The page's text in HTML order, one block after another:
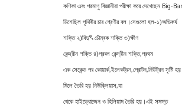
কণিকা এবং পরমাণু বিজ্ঞানীরা পরীক্ষা করে দেখেছেন Big-
মিশেছিল পৃথিবীর চার শ্রেণীর বল ।সেগুলো হল-১)অভিকর্ষ
শক্তি ২)বিদুৎচৌম্বক শক্তি ৩)ক্ষীণ
কেন্দ্রীন শক্তি ৪)প্রবল কেন্দ্রীন শক্তি,প্রথম
এক সেকেন্ড পর কোয়ার্ক,ইলেকট্রন,প্রোটন,নিউট্রন সৃষ্টি
মিলে তৈরি হয় নিউক্লিয়াস,যা
থেকে হাইড্রোজেন ও হিলিয়াম তৈরি হয় ।এই সমস্ত